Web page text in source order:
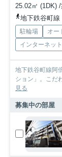
25.02㎡ (1DK)
地下鉄谷町
駐輪場 オー
インターネッ
地下鉄谷町線阿
ション」。こだ
見る
募集中の部屋